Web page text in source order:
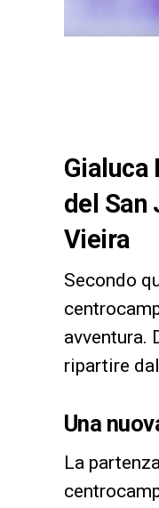
Gialuca
del San
Vieira
Secondo
avventura.
ripartire
Una
La